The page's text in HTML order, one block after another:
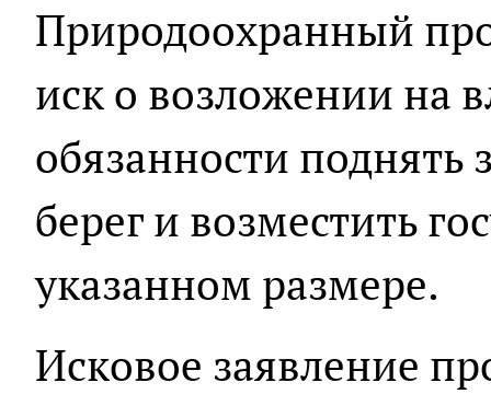
Природоохранный
иск о возложении на
обязанности
берег и возместить
указанном размере.
Исковое заявление